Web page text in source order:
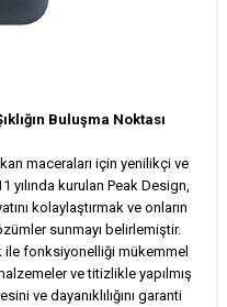
Buluşma Noktası
maceraları için yenilikçi ve
yılında kurulan Peak Design,
kolaylaştırmak ve onların
sunmayı belirlemiştir.
ile fonksiyonelliği mükemmel
ve titizlikle yapılmış
ve dayanıklılığını garanti